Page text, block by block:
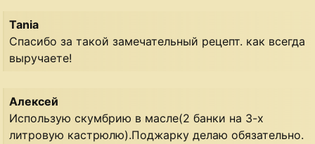
Tania
Спасибо за такой замечательный рецепт. как всегда
выручаете!
Алексей
Использую скумбрию в масле(2 банки на 3-х
литровую кастрюлю).Поджарку делаю обязательно.